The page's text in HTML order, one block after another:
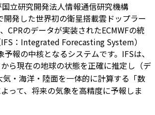
立研究開発法人情報通信研究機構
開発した世界初の衛星搭載雲ドップラー
CPRのデータが実装されたECMWFの統
：Integrated Forecasting System）
予報の中核となるシステムです。IFSは、
ら現在の地球の状態を正確に推定し（デ
気・海洋・陸面を一体的に計算する「数
って、将来の気象を高精度に予報しま